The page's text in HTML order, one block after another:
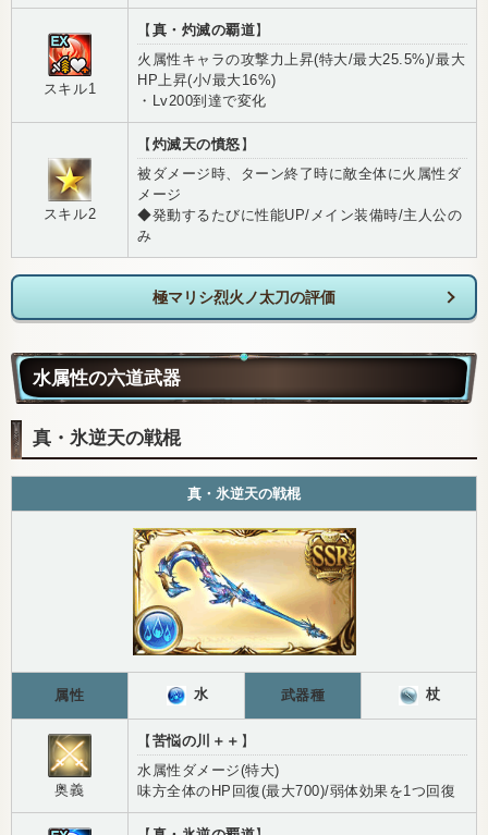
スキル1
【 真・灼滅の覇道】
火属性キャラの攻撃力上昇(特大/最大25.5%)/最大
HP上昇(小/最大16%)
・Lv200到達で変化
スキル2
【 灼滅天の憤怒 】
被ダメージ時、ターン終了時に敵全体に火属性ダ
メージ
◆発動するたびに性能UP/メイン装備時/主人公の
み
極マリシ烈火ノ太刀の評価
水属性の六道武器
真・氷逆天の戦棍
真・氷逆天の戦棍
属性 水 武器種 杖
奥義
【 苦悩の川＋＋ 】
水属性ダメージ(特大)
味方全体のHP回復(最大700)/弱体効果を1つ回復